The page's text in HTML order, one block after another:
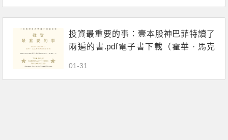
投資最重要的事：壹本股神巴菲特讀了
兩遍的書.pdf電子書下載（霍華 · 馬克
01-31